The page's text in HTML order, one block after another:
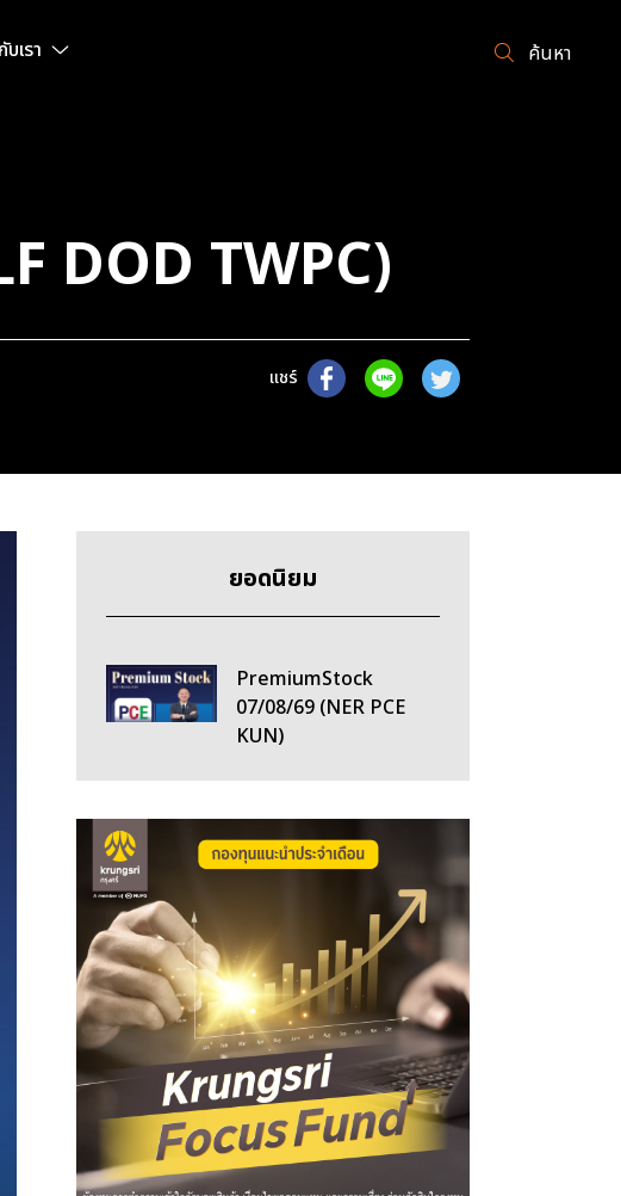
บเรา ค้นหา
DOD TWPC)
แชร์
ยอดนิยม
PremiumStock
07/08/69 (NER PCE
KUN)